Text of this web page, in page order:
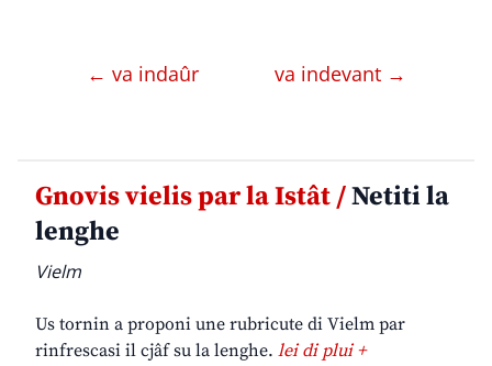
← va indaûr va indevant →
Gnovis vielis par la Istât /Netiti la
lenghe
Vielm
Us tornin a proponi une rubricute di Vielm par
rinfrescasi il cjâf su la lenghe. lei di plui +